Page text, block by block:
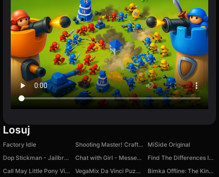
Losuj
Factory Idle Shooting Master! Craft the Gun!
MiSide Original
Dop Stickman - Jailbreak
Chat with Girl - Messenger Simulator
Find The Differences In The Pictures
Call May Little Pony Virus
VegaMix Da Vinci Puzzles
Bimka Offline: The King of Destruction cars